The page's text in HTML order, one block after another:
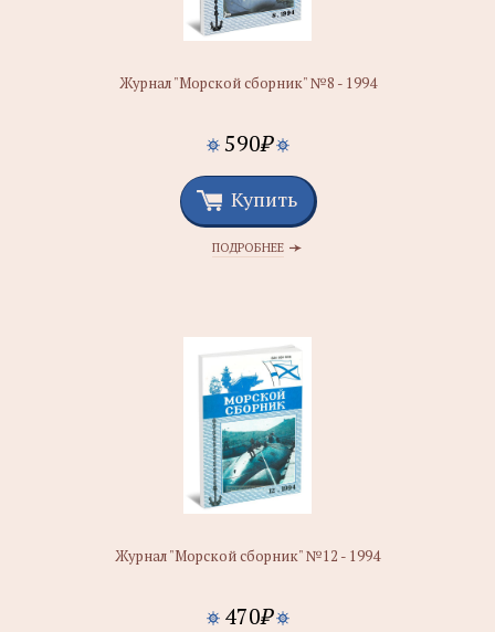
Журнал "Морской сборник" №8 - 1994
590₽
Купить
ПОДРОБНЕЕ
Журнал "Морской сборник" №12 - 1994
470₽